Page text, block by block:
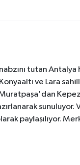
tutan Antalya
ve Lara
Muratpaşa'dan
sunuluyor.
paylaşılıyor.